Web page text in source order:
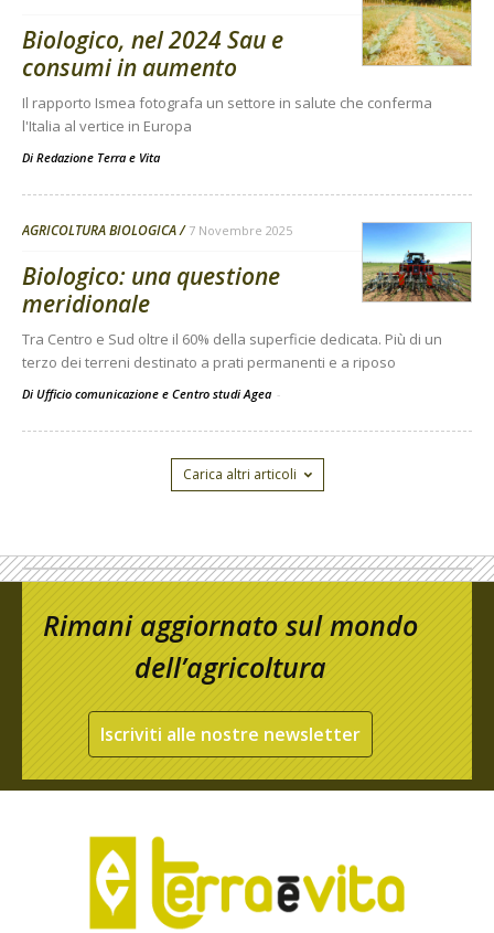
Biologico, nel 2024 Sau e
consumi in aumento
Il rapporto Ismea fotografa un settore in salute che conferma
l'Italia al vertice in Europa
Di Redazione Terra e Vita
AGRICOLTURA BIOLOGICA 7 Novembre 2025
Biologico: una questione
meridionale
Tra Centro e Sud oltre il 60% della superficie dedicata. Più di un
terzo dei terreni destinato a prati permanenti e a riposo
Di Ufficio comunicazione e Centro studi Agea -
Carica altri articoli
Rimani aggiornato sul mondo
dell’agricoltura
Iscriviti alle nostre newsletter